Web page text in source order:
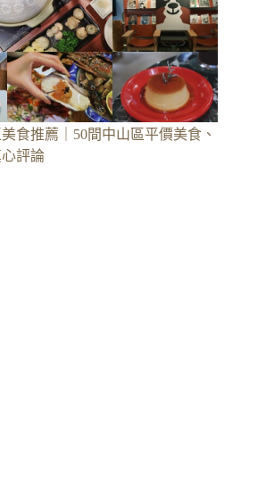
食推薦｜50間中山區平價美食、
評論